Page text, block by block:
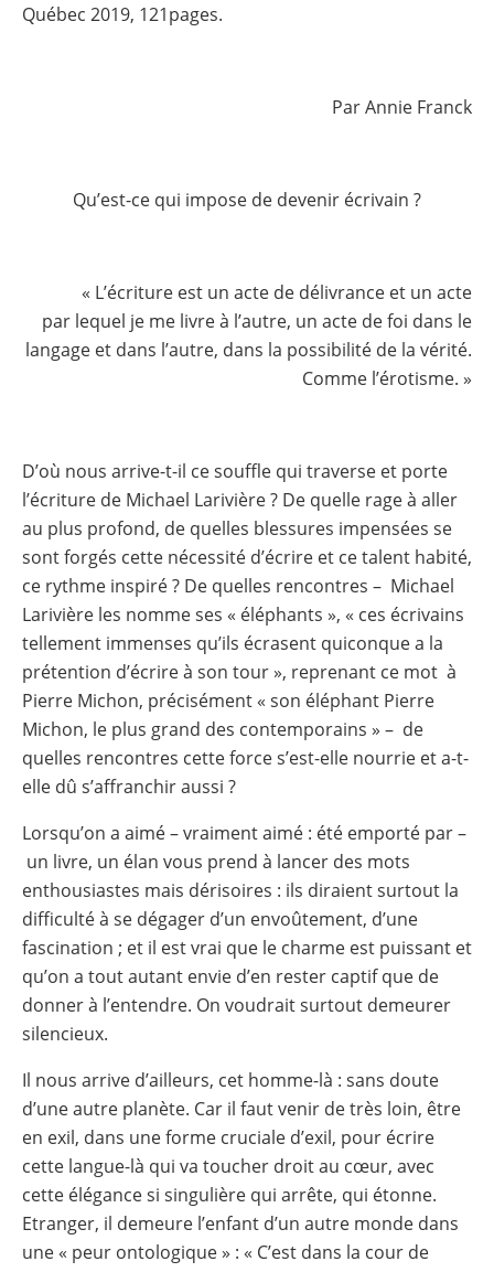
Québec 2019, 121pages.
Par Annie Franck
Qu’est-ce qui impose de devenir écrivain ?
« L’écriture est un acte de délivrance et un acte
par lequel je me livre à l’autre, un acte de foi dans le
langage et dans l’autre, dans la possibilité de la vérité.
Comme l’érotisme. »
D’où nous arrive-t-il ce souffle qui traverse et porte
l’écriture de Michael Larivière ? De quelle rage à aller
au plus profond, de quelles blessures impensées se
sont forgés cette nécessité d’écrire et ce talent habité,
ce rythme inspiré ? De quelles rencontres – Michael
Larivière les nomme ses « éléphants », « ces écrivains
tellement immenses qu’ils écrasent quiconque a la
prétention d’écrire à son tour », reprenant ce mot à
Pierre Michon, précisément « son éléphant Pierre
Michon, le plus grand des contemporains » – de
quelles rencontres cette force s’est-elle nourrie et a-t-
elle dû s’affranchir aussi ?
Lorsqu’on a aimé – vraiment aimé : été emporté par –
un livre, un élan vous prend à lancer des mots
enthousiastes mais dérisoires : ils diraient surtout la
difficulté à se dégager d’un envoûtement, d’une
fascination ; et il est vrai que le charme est puissant et
qu’on a tout autant envie d’en rester captif que de
donner à l’entendre. On voudrait surtout demeurer
silencieux.
Il nous arrive d’ailleurs, cet homme-là : sans doute
d’une autre planète. Car il faut venir de très loin, être
en exil, dans une forme cruciale d’exil, pour écrire
cette langue-là qui va toucher droit au cœur, avec
cette élégance si singulière qui arrête, qui étonne.
Etranger, il demeure l’enfant d’un autre monde dans
une « peur ontologique » : « C’est dans la cour de